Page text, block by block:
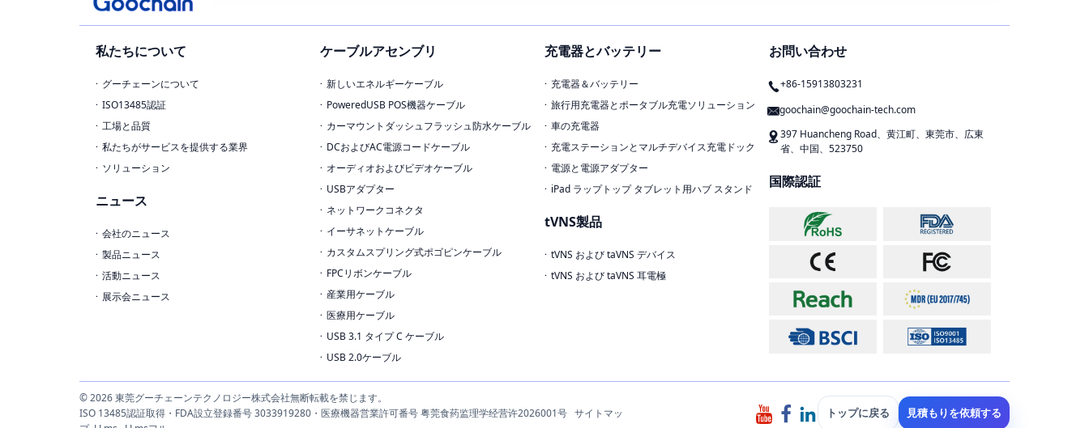
私たちについて
グーチェーンについて
ISO13485認証
工場と品質
私たちがサービスを提供する業界
ソリューション
ニュース
会社のニュース
製品ニュース
活動ニュース
展示会ニュース
ケーブルアセンブリ
新しいエネルギーケーブル
PoweredUSB POS機器ケーブル
カーマウントダッシュフラッシュ防水ケーブル
DCおよびAC電源コードケーブル
オーディオおよびビデオケーブル
USBアダプター
ネットワークコネクタ
イーサネットケーブル
カスタムスプリング式ポゴピンケーブル
FPCリボンケーブル
産業用ケーブル
医療用ケーブル
USB 3.1 タイプ C ケーブル
USB 2.0ケーブル
充電器とバッテリー
充電器＆バッテリー
旅行用充電器とポータブル充電ソリューション
車の充電器
充電ステーションとマルチデバイス充電ドック
電源と電源アダプター
iPad ラップトップ タブレット用ハブ スタンド
tVNS製品
tVNS および taVNS デバイス
tVNS および taVNS 耳電極
お問い合わせ
+86-15913803231
goochain@goochain-tech.com
397 Huancheng Road、黄江町、東莞市、広東
省、中国、523750
国際認証
© 2026 東莞グーチェーンテクノロジー株式会社無断転載を禁じます。
ISO 13485認証取得・FDA設立登録番号 3033919280・医療機器営業許可番号 粤莞食药监理学经营许2026001号 サイトマッ
トップに戻る 見積もりを依頼する